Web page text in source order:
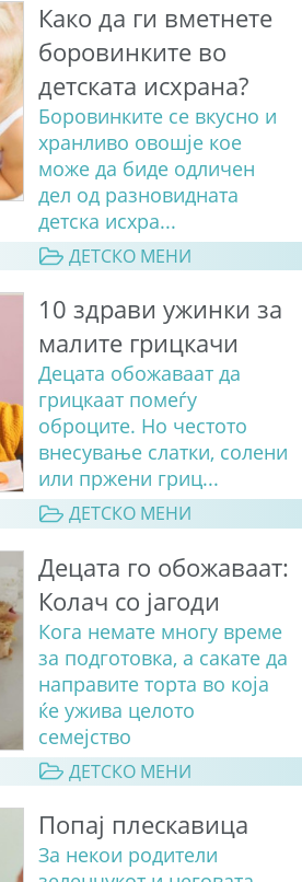
Како да ги вметнете
боровинките во
детската исхрана?
Боровинките се вкусно и
хранливо овошје кое
може да биде одличен
дел од разновидната
детска исхра...
ДЕТСКО МЕНИ
10 здрави ужинки за
малите грицкачи
Децата обожаваат да
грицкаат помеѓу
оброците. Но честото
внесување слатки, солени
или пржени гриц...
ДЕТСКО МЕНИ
Децата го обожаваат:
Колач со јагоди
Кога немате многу време
за подготовка, а сакате да
направите торта во која
ќе ужива целото
семејство
ДЕТСКО МЕНИ
Попај плескавица
За некои родители